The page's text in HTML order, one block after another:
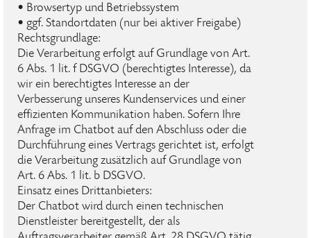
• Browsertyp und Betriebssystem
• ggf. Standortdaten (nur bei aktiver Freigabe)
Rechtsgrundlage:
Die Verarbeitung erfolgt auf Grundlage von Art.
6 Abs. 1 lit. f DSGVO (berechtigtes Interesse), da
wir ein berechtigtes Interesse an der
Verbesserung unseres Kundenservices und einer
effizienten Kommunikation haben. Sofern Ihre
Anfrage im Chatbot auf den Abschluss oder die
Durchführung eines Vertrags gerichtet ist, erfolgt
die Verarbeitung zusätzlich auf Grundlage von
Art. 6 Abs. 1 lit. b DSGVO.
Einsatz eines Drittanbieters:
Der Chatbot wird durch einen technischen
Dienstleister bereitgestellt, der als